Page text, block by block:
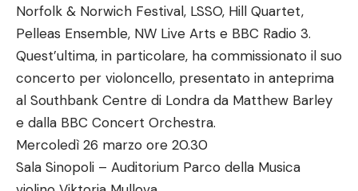
Norfolk & Norwich Festival, LSSO, Hill Quartet,
Pelleas Ensemble, NW Live Arts e BBC Radio 3.
Quest’ultima, in particolare, ha commissionato il suo
concerto per violoncello, presentato in anteprima
al Southbank Centre di Londra da Matthew Barley
e dalla BBC Concert Orchestra.
Mercoledì 26 marzo ore 20.30
Sala Sinopoli – Auditorium Parco della Musica